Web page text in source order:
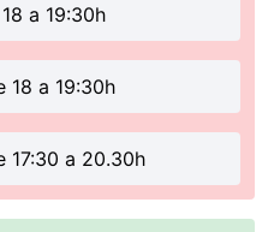
a 19:30h
18 a 19:30h
17:30 a 20.30h